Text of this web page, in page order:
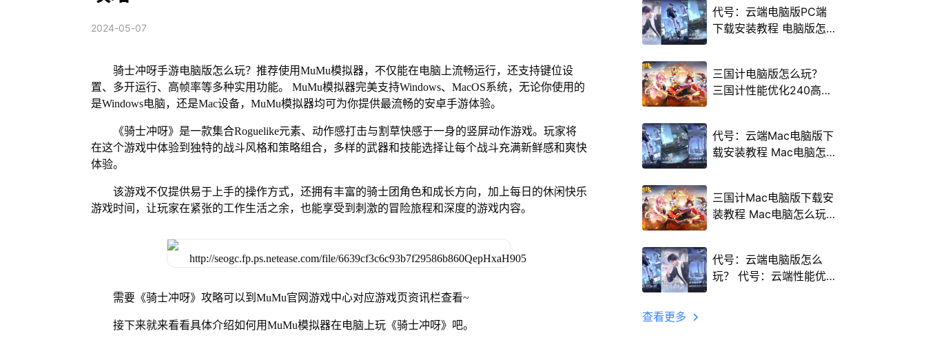
2024-05-07
骑士冲呀手游电脑版怎么玩？推荐使用MuMu模拟器，不仅能在电脑上流畅运行，还支持键位设
置、多开运行、高帧率等多种实用功能。 MuMu模拟器完美支持Windows、MacOS系统，无论你使用的
是Windows电脑，还是Mac设备，MuMu模拟器均可为你提供最流畅的安卓手游体验。
《骑士冲呀》是一款集合Roguelike元素、动作感打击与割草快感于一身的竖屏动作游戏。玩家将
在这个游戏中体验到独特的战斗风格和策略组合，多样的武器和技能选择让每个战斗充满新鲜感和爽快
体验。
该游戏不仅提供易于上手的操作方式，还拥有丰富的骑士团角色和成长方向，加上每日的休闲快乐
游戏时间，让玩家在紧张的工作生活之余，也能享受到刺激的冒险旅程和深度的游戏内容。
需要《骑士冲呀》攻略可以到MuMu官网游戏中心对应游戏页资讯栏查看~
接下来就来看看具体介绍如何用MuMu模拟器在电脑上玩《骑士冲呀》吧。
代号：云端电脑版PC端
下载安装教程 电脑版怎
三国计电脑版怎么玩？
三国计性能优化240高帧
代号：云端Mac电脑版下
载安装教程 Mac电脑怎
三国计Mac电脑版下载安
装教程 Mac电脑怎么玩
代号：云端电脑版怎么
玩？ 代号：云端性能优
查看更多